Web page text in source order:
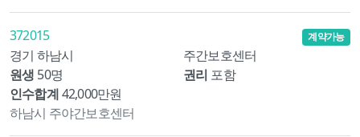
372015
경기 하남시
주간보호센터
원생 50명 권리 포함
인수합계42,000만원
계약가능
하남시 주야간보호센터